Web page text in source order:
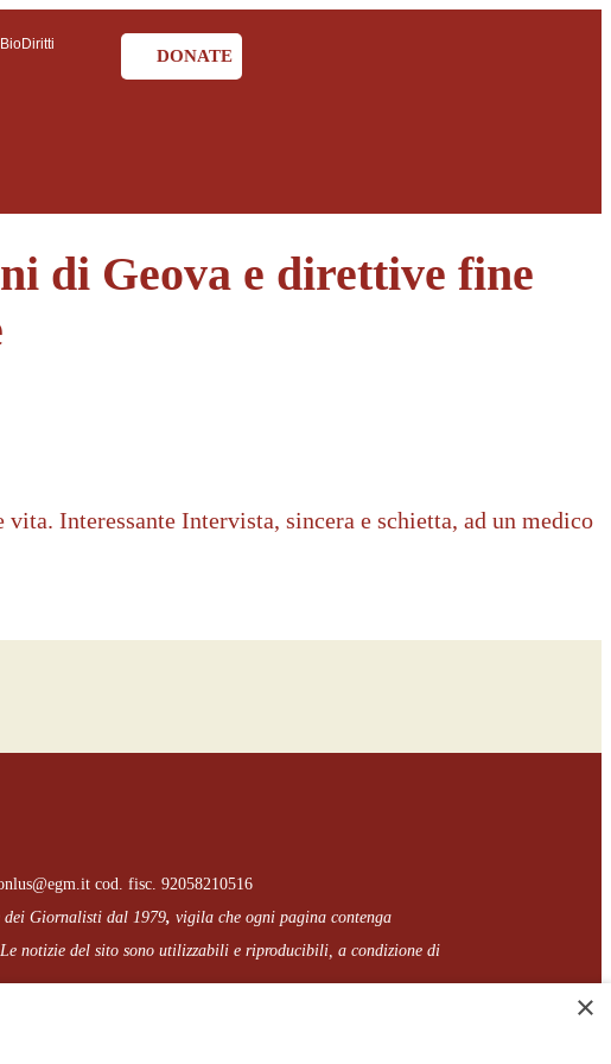
DONATE
di Geova e direttive fine
Interessante Intervista, sincera e schietta, ad un medico
cod. fisc. 92058210516
dei Giornalisti dal 1979, vigila che ogni pagina contenga
Le notizie del sito sono utilizzabili e riproducibili, a condizione di
×